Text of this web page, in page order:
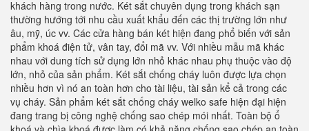
khách hàng trong nước. Két sắt chuyên dụng trong khách sạn
thường hướng tới nhu cầu xuất khẩu đến các thị trường lớn như
âu, mỹ, úc vv. Các cửa hàng bán két hiện đang phổ biến với sản
phẩm khoá điện tử, vân tay, đổi mã vv. Với nhiều mẫu mã khác
nhau với dung tích sử dụng lớn nhỏ khác nhau phụ thuộc vào độ
lớn, nhỏ của sản phẩm. Két sắt chống cháy luôn được lựa chọn
nhiều hơn vì nó an toàn hơn cho tài liệu, tài sản kể cả trong các
vụ cháy. Sản phẩm két sắt chống cháy welko safe hiện đại hiện
đang trang bị công nghệ chống sao chép mói nhất. Toàn bộ ổ